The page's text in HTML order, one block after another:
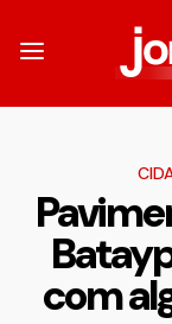
com